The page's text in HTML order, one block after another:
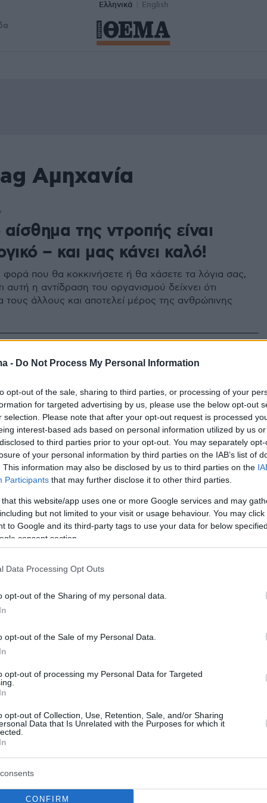
- Do Not Process My Personal Information
opt-out of the sale, sharing to third parties, or processing of your
for targeted advertising by us, please use the below opt-out
selection. Please note that after your opt-out request is processed
interest-based ads based on personal information utilized by us
to third parties prior to your opt-out. You may separately
of your personal information by third parties on the IAB’s list of
This information may also be disclosed by us to third parties on the
Participants that may further disclose it to other third parties.
that this website/app uses one or more Google services and may
but not limited to your visit or usage behaviour. You may
to Google and its third-party tags to use your data for below
consent section.
Data Processing Opt Outs
opt-out of the Sharing of my personal data.
opt-out of the Sale of my Personal Data.
opt-out of processing my Personal Data for Targeted
opt-out of Collection, Use, Retention, Sale, and/or Sharing
Data that Is Unrelated with the Purposes for which it
CONFIRM
Ελληνικά English
Αμηχανία
αίσθημα της ντροπής είναι
– και μας κάνει καλό!
που θα κοκκινήσετε ή θα χάσετε τα λόγια σας,
αυτή η αντίδραση του οργανισμού δείχνει ότι
τους άλλους και αποτελεί μέρος της ανθρώπινης
της Αν Χάθαγουεϊ σε
με τον Τζίμι Φάλον
που την έκανε να κοκκινίσει και να καλύψει το
Κάρεϊ άφησε τον Στίβι
να την ψάχνει για να της
μικρόφωνο - Δείτε το...
βίντεο
το «άβολο» σκηνικό
5
να μας «τρελάνει»!
συχνά σε δύσκολη θέση και ταυτόχρονα κάνουν τα
και αξιολάτρευτα - Ποια είναι και πόσα από αυτά